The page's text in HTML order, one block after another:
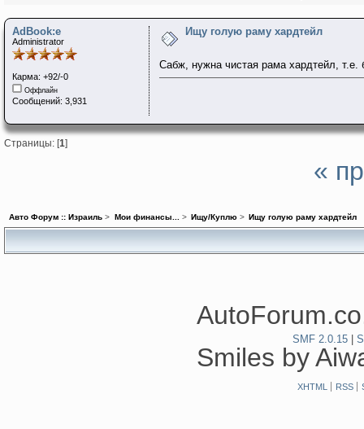
AdBook:e
Administrator
Карма: +92/-0
Оффлайн
Сообщений: 3,931
Ищу голую раму хардтейл
Сабж, нужна чистая рама хардтейл, т.е.
Страницы: [1]
«
Авто Форум :: Израиль > Мои финансы... > Ищу/Куплю> Ищу голую раму хардтейл
SMF 2.0.15
Smiles by
XHTML RSS